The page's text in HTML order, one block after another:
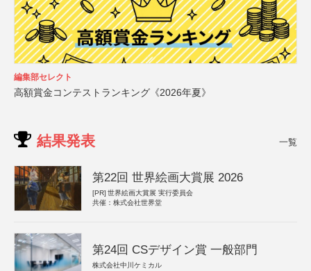
編集部セレクト
高額賞金コンテストランキング《2026年夏》
結果発表 一覧
第22回 世界絵画大賞展 2026
[PR] 世界絵画大賞展 実行委員会
共催：株式会社世界堂
第24回 CSデザイン賞 一般部門
株式会社中川ケミカル